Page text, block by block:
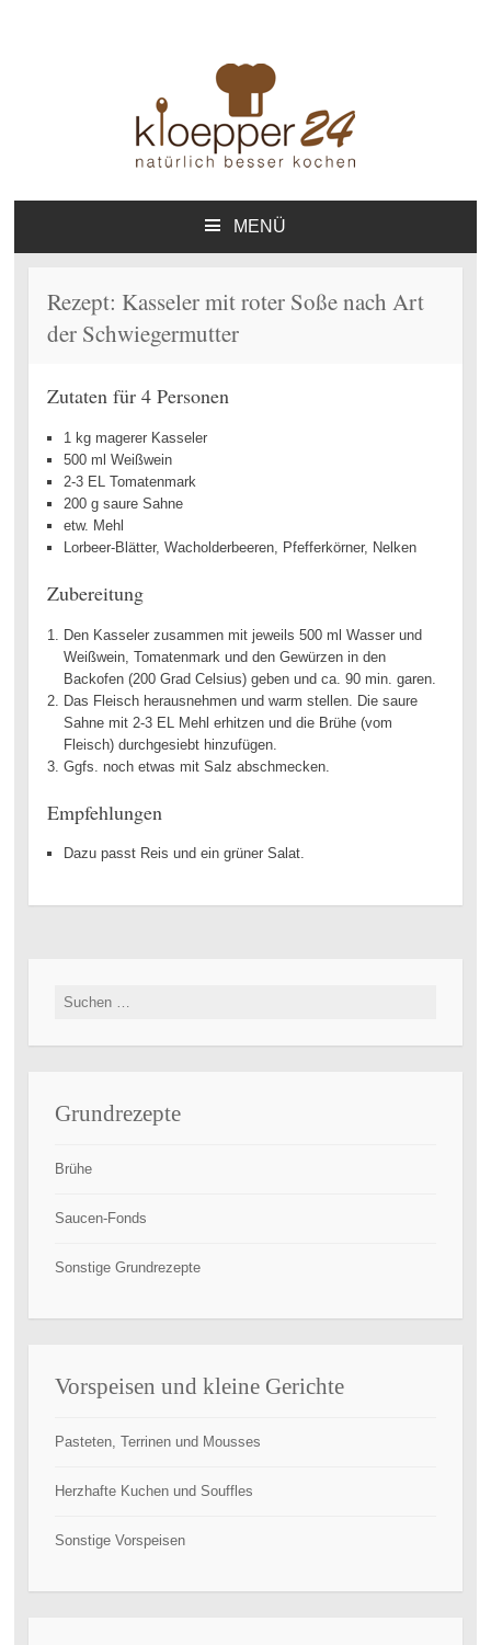
Kloepper24.de – Natürlich
besser kochen – Das Online-
Kochbuch – Private
Homepage
Online-Kochbuch
MENÜ
Rezept: Kasseler mit roter Soße nach Art
der Schwiegermutter
Zutaten für 4 Personen
1 kg magerer Kasseler
500 ml Weißwein
2-3 EL Tomatenmark
200 g saure Sahne
etw. Mehl
Lorbeer-Blätter, Wacholderbeeren, Pfefferkörner, Nelken
Zubereitung
Den Kasseler zusammen mit jeweils 500 ml Wasser und
Weißwein, Tomatenmark und den Gewürzen in den
Backofen (200 Grad Celsius) geben und ca. 90 min. garen.
Das Fleisch herausnehmen und warm stellen. Die saure
Sahne mit 2-3 EL Mehl erhitzen und die Brühe (vom
Fleisch) durchgesiebt hinzufügen.
Ggfs. noch etwas mit Salz abschmecken.
Empfehlungen
Dazu passt Reis und ein grüner Salat.
Suchen
Grundrezepte
Brühe
Saucen-Fonds
Sonstige Grundrezepte
Vorspeisen und kleine Gerichte
Pasteten, Terrinen und Mousses
Herzhafte Kuchen und Souffles
Sonstige Vorspeisen